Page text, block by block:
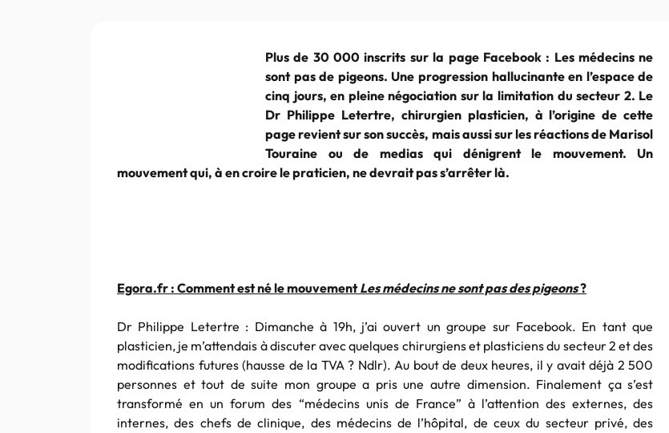
Plus de 30 000 inscrits sur la page Facebook : Les médecins ne
sont pas de pigeons. Une progression hallucinante en l’espace de
cinq jours, en pleine négociation sur la limitation du secteur 2. Le
Dr Philippe Letertre, chirurgien plasticien, à l’origine de cette
page revient sur son succès, mais aussi sur les réactions de Marisol
Touraine ou de medias qui dénigrent le mouvement. Un
mouvement qui, à en croire le praticien, ne devrait pas s’arrêter là.
Egora.fr : Comment est né le mouvementLes médecins ne sont pas des pigeons?
Dr Philippe Letertre : Dimanche à 19h, j’ai ouvert un groupe sur Facebook. En tant que
plasticien, je m’attendais à discuter avec quelques chirurgiens et plasticiens du secteur 2 et des
modifications futures (hausse de la TVA ? Ndlr). Au bout de deux heures, il y avait déjà 2 500
personnes et tout de suite mon groupe a pris une autre dimension. Finalement ça s’est
transformé en un forum des “médecins unis de France” à l’attention des externes, des
internes, des chefs de clinique, des médecins de l’hôpital, de ceux du secteur privé, des